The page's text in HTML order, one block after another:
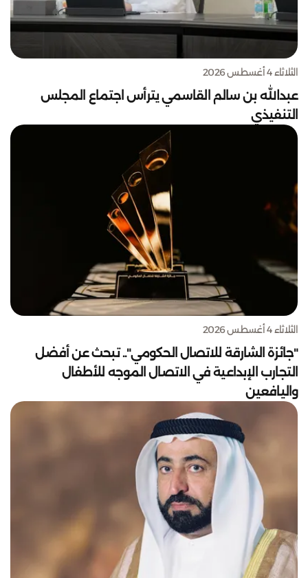
الثلاثاء 4 أغسطس 2026
عبدالله بن سالم القاسمي يترأس اجتماع المجلس
التنفيذي
الثلاثاء 4 أغسطس 2026
"جائزة الشارقة للاتصال الحكومي".. تبحث عن أفضل
التجارب الإبداعية في الاتصال الموجه للأطفال
واليافعين